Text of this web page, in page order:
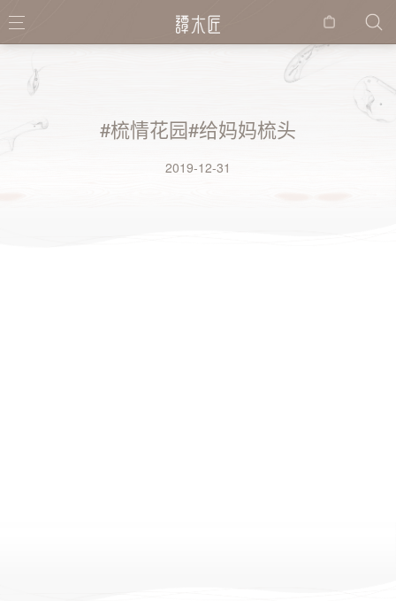
购物
#梳情花园#给妈妈梳头
2019-12-31